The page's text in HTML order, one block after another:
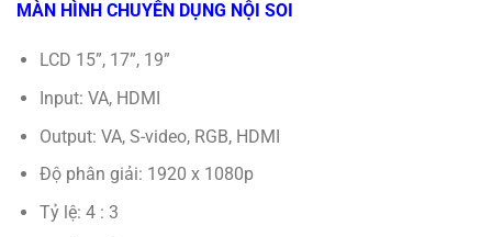
MÀN HÌNH CHUYÊN DỤNG NỘI SOI
LCD 15”, 17”, 19”
Input: VA, HDMI
Output: VA, S-video, RGB, HDMI
Độ phân giải: 1920 x 1080p
Tỷ lệ: 4 : 3